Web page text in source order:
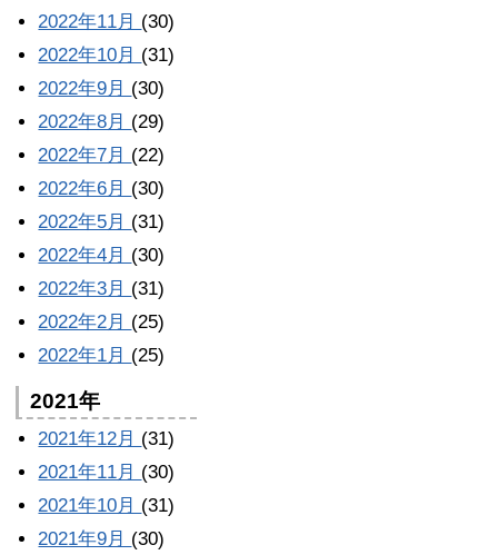
2022年11月 (30)
2022年10月 (31)
2022年9月 (30)
2022年8月 (29)
2022年7月 (22)
2022年6月 (30)
2022年5月 (31)
2022年4月 (30)
2022年3月 (31)
2022年2月 (25)
2022年1月 (25)
2021年
2021年12月 (31)
2021年11月 (30)
2021年10月 (31)
2021年9月 (30)